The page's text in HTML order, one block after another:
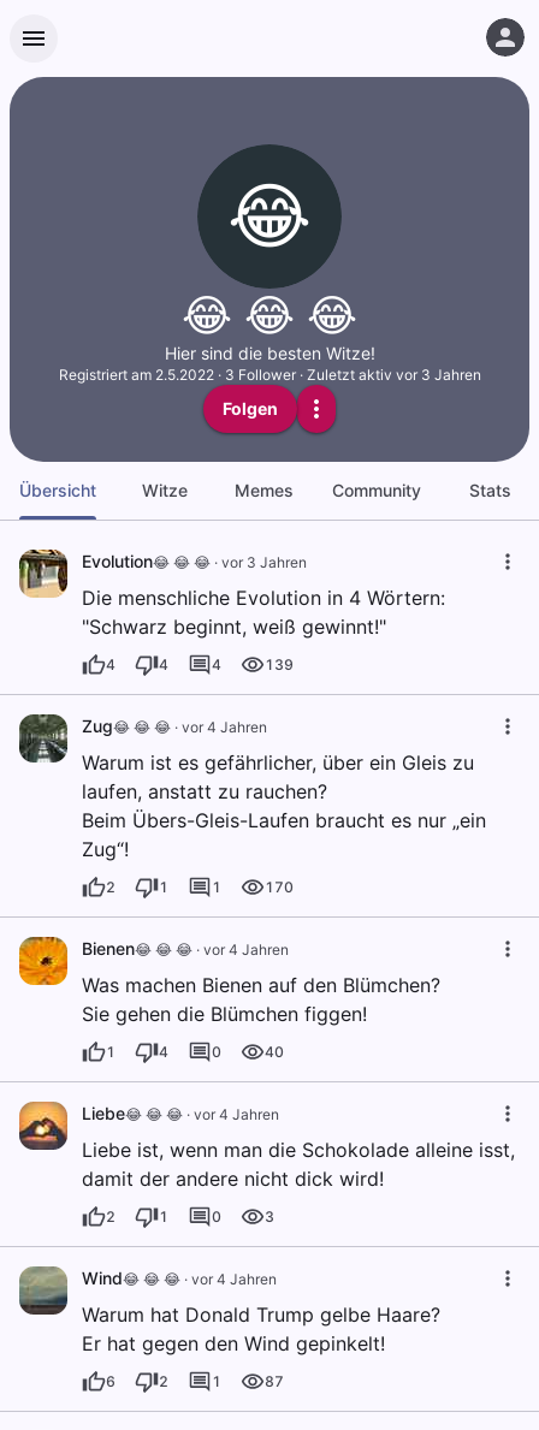
😂
😂 😂 😂
Hier sind die besten Witze!
Registriert am 2.5.2022· 3 Follower· Zuletzt aktiv vor 3 Jahren
Folgen
Übersicht Witze Memes Community Stats
Evolution😂 😂 😂 · vor 3 Jahren
Die menschliche Evolution in 4 Wörtern:
"Schwarz beginnt, weiß gewinnt!"
4 4 4 139
Zug😂 😂 😂 · vor 4 Jahren
Warum ist es gefährlicher, über ein Gleis zu
laufen, anstatt zu rauchen?
Beim Übers-Gleis-Laufen braucht es nur „ein
Zug“!
2 1 1 170
Bienen😂 😂 😂 · vor 4 Jahren
Was machen Bienen auf den Blümchen?
Sie gehen die Blümchen figgen!
1 4 0 40
Liebe😂 😂 😂 · vor 4 Jahren
Liebe ist, wenn man die Schokolade alleine isst,
damit der andere nicht dick wird!
2 1 0 3
Wind😂 😂 😂 · vor 4 Jahren
Warum hat Donald Trump gelbe Haare?
Er hat gegen den Wind gepinkelt!
6 2 1 87